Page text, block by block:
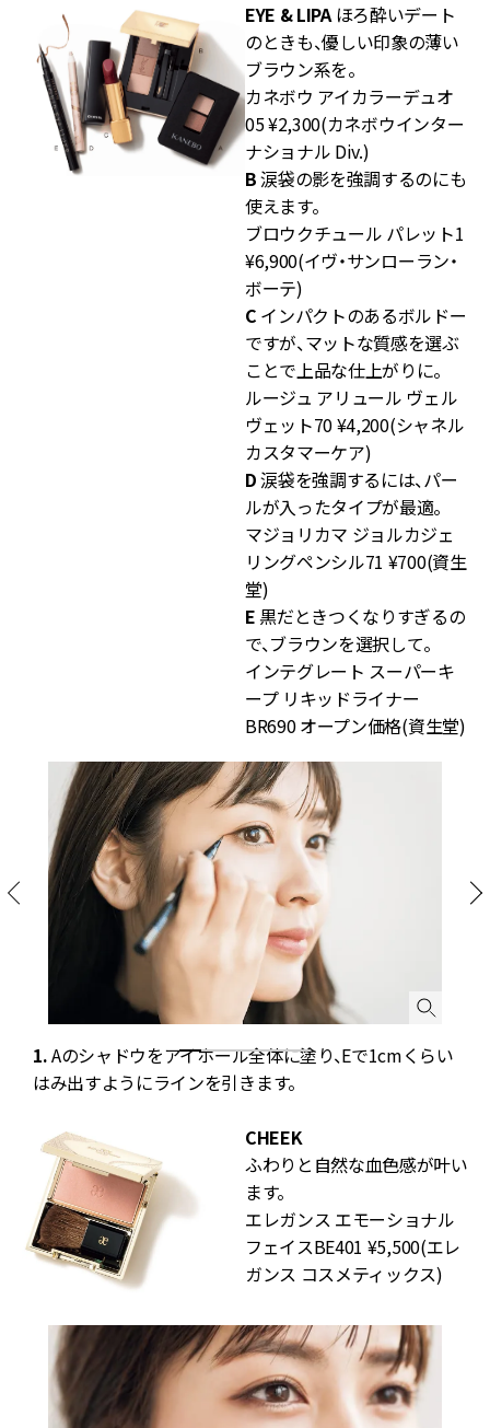
EYE & LIPAほろ酔いデート
のときも、優しい印象の薄い
ブラウン系を。
カネボウ アイカラーデュオ
05 ¥2,300(カネボウインター
ナショナル Div.)
B涙袋の影を強調するのにも
使えます。
ブロウクチュール パレット1
¥6,900(イヴ・サンローラン・
ボーテ)
C インパクトのあるボルドー
ですが、マットな質感を選ぶ
ことで上品な仕上がりに。
ルージュ アリュール ヴェル
ヴェット70 ¥4,200(シャネル
カスタマーケア)
D涙袋を強調するには、パー
ルが入ったタイプが最適。
マジョリカマ ジョルカジェ
リングペンシル71 ¥700(資生
堂)
E 黒だときつくなりすぎるの
で、ブラウンを選択して。
インテグレート スーパーキ
ープ リキッドライナー
BR690 オープン価格(資生堂)
1.Aのシャドウをアイホール全体に塗り、Eで1cmくらい
はみ出すようにラインを引きます。
CHEEK
ふわりと自然な血色感が叶い
ます。
エレガンス エモーショナル
フェイスBE401 ¥5,500(エレ
ガンス コスメティックス)